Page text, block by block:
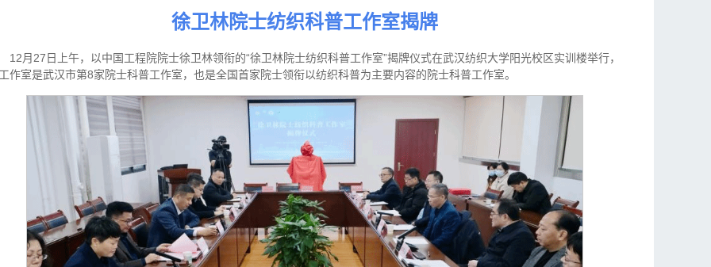
徐卫林院士纺织科普工作室揭牌
12月27日上午，以中国工程院院士徐卫林领衔的“徐卫林院士纺织科普工作室”揭牌仪式在武汉纺织大学阳光校区实训楼举行，
作室是武汉市第8家院士科普工作室，也是全国首家院士领衔以纺织科普为主要内容的院士科普工作室。